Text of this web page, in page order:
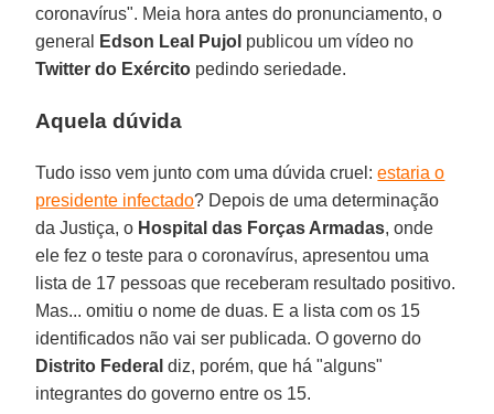
coronavírus". Meia hora antes do pronunciamento, o
general
Edson Leal Pujol publicou um vídeo no
Twitter do Exército pedindo seriedade.
Aquela dúvida
Tudo isso vem junto com uma dúvida cruel:estaria o
presidente infectado? Depois de uma determinação
da Justiça, o Hospital das Forças Armadas, onde
ele fez o teste para o coronavírus, apresentou uma
lista de 17 pessoas que receberam resultado positivo.
Mas... omitiu o nome de duas. E a lista com os 15
identificados não vai ser publicada. O governo do
Distrito Federal diz, porém, que há "alguns"
integrantes do governo entre os 15.